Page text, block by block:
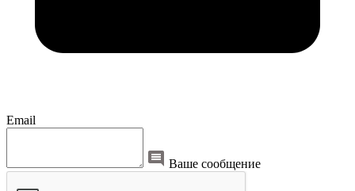
Email
Ваше сообщение